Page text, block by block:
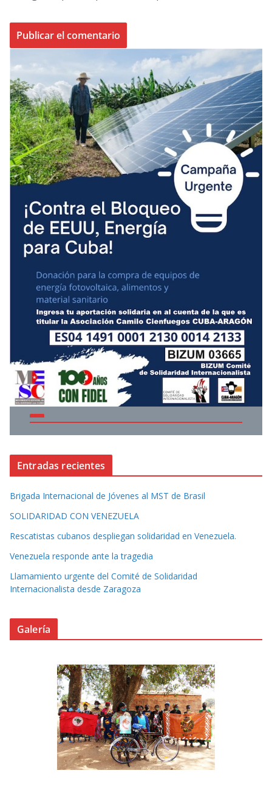
Entradas recientes
Brigada Internacional de Jóvenes al MST de Brasil
SOLIDARIDAD CON VENEZUELA
Rescatistas cubanos despliegan solidaridad en Venezuela.
Venezuela responde ante la tragedia
Llamamiento urgente del Comité de Solidaridad
Internacionalista desde Zaragoza
Galería